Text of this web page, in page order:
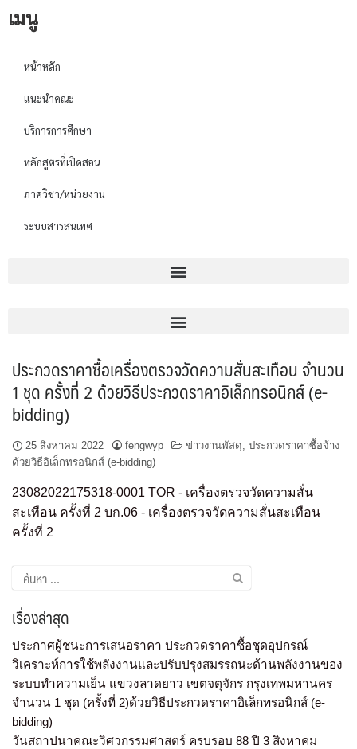
เมนู
หน้าหลัก
แนะนำคณะ
บริการการศึกษา
หลักสูตรที่เปิดสอน
ภาควิชา/หน่วยงาน
ระบบสารสนเทศ
ประกวดราคาซื้อเครื่องตรวจวัดความสั่นสะเทือน จำนวน
1 ชุด ครั้งที่ 2 ด้วยวิธีประกวดราคาอิเล็กทรอนิกส์ (e-
bidding)
25 สิงหาคม 2022 fengwyp ข่าวงานพัสดุ, ประกวดราคาซื้อจ้าง
ด้วยวิธีอิเล็กทรอนิกส์ (e-bidding)
23082022175318-0001 TOR - เครื่องตรวจวัดความสั่น
สะเทือน ครั้งที่ 2 บก.06 - เครื่องตรวจวัดความสั่นสะเทือน
ครั้งที่ 2
เรื่องล่าสุด
ประกาศผู้ชนะการเสนอราคา ประกวดราคาซื้อชุดอุปกรณ์
วิเคราะห์การใช้พลังงานและปรับปรุงสมรรถนะด้านพลังงานของ
ระบบทำความเย็น แขวงลาดยาว เขตจตุจักร กรุงเทพมหานคร
จำนวน 1 ชุด (ครั้งที่ 2)ด้วยวิธีประกวดราคาอิเล็กทรอนิกส์ (e-
bidding)
วันสถาปนาคณะวิศวกรรมศาสตร์ ครบรอบ 88 ปี 3 สิงหาคม